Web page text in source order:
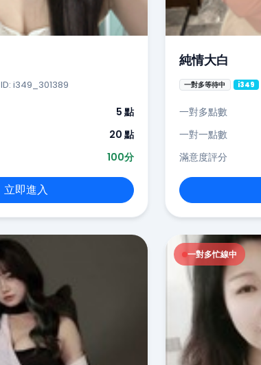
ID: i349_301389
5 點
20 點
100分
立即進入
純情大白
一對多等待中 i349
一對多點數
一對一點數
滿意度評分
一對多忙線中